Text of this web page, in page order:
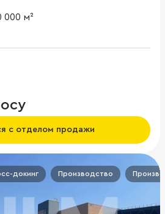
000 м²
с отделом продажи
докинг Производство